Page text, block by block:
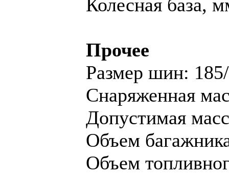
Колесная база,
Прочее
Размер шин:
Снаряженная
Допустимая
Объем
Объем